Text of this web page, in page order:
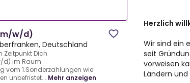
w/d)
Deutschland
Dich
d) im Raum
vom 1.Sonderzahlungen wie
unbefristet... Mehr anzeigen
Herzlich
Wir sind ein
seit
vorweisen
Ländern